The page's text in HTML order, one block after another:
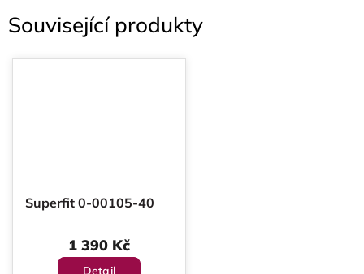
Související produkty
Superfit 0-00105-40
1 390 Kč
Detail